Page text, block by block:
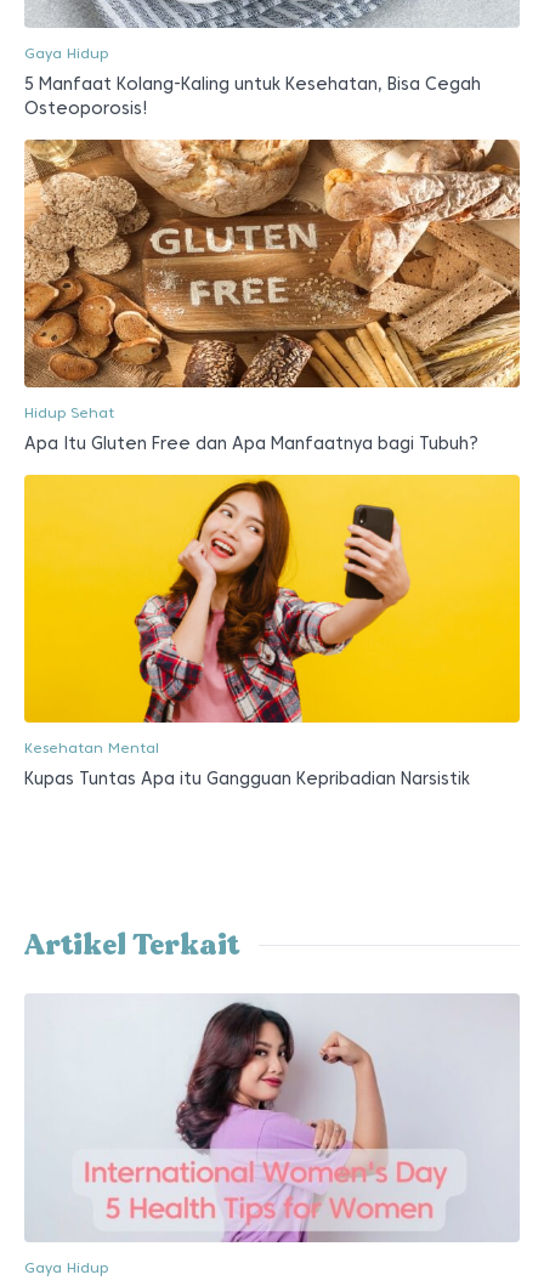
Gaya Hidup
5 Manfaat Kolang-Kaling untuk Kesehatan, Bisa Cegah
Osteoporosis!
Hidup Sehat
Apa Itu Gluten Free dan Apa Manfaatnya bagi Tubuh?
Kesehatan Mental
Kupas Tuntas Apa itu Gangguan Kepribadian Narsistik
Artikel Terkait
Gaya Hidup